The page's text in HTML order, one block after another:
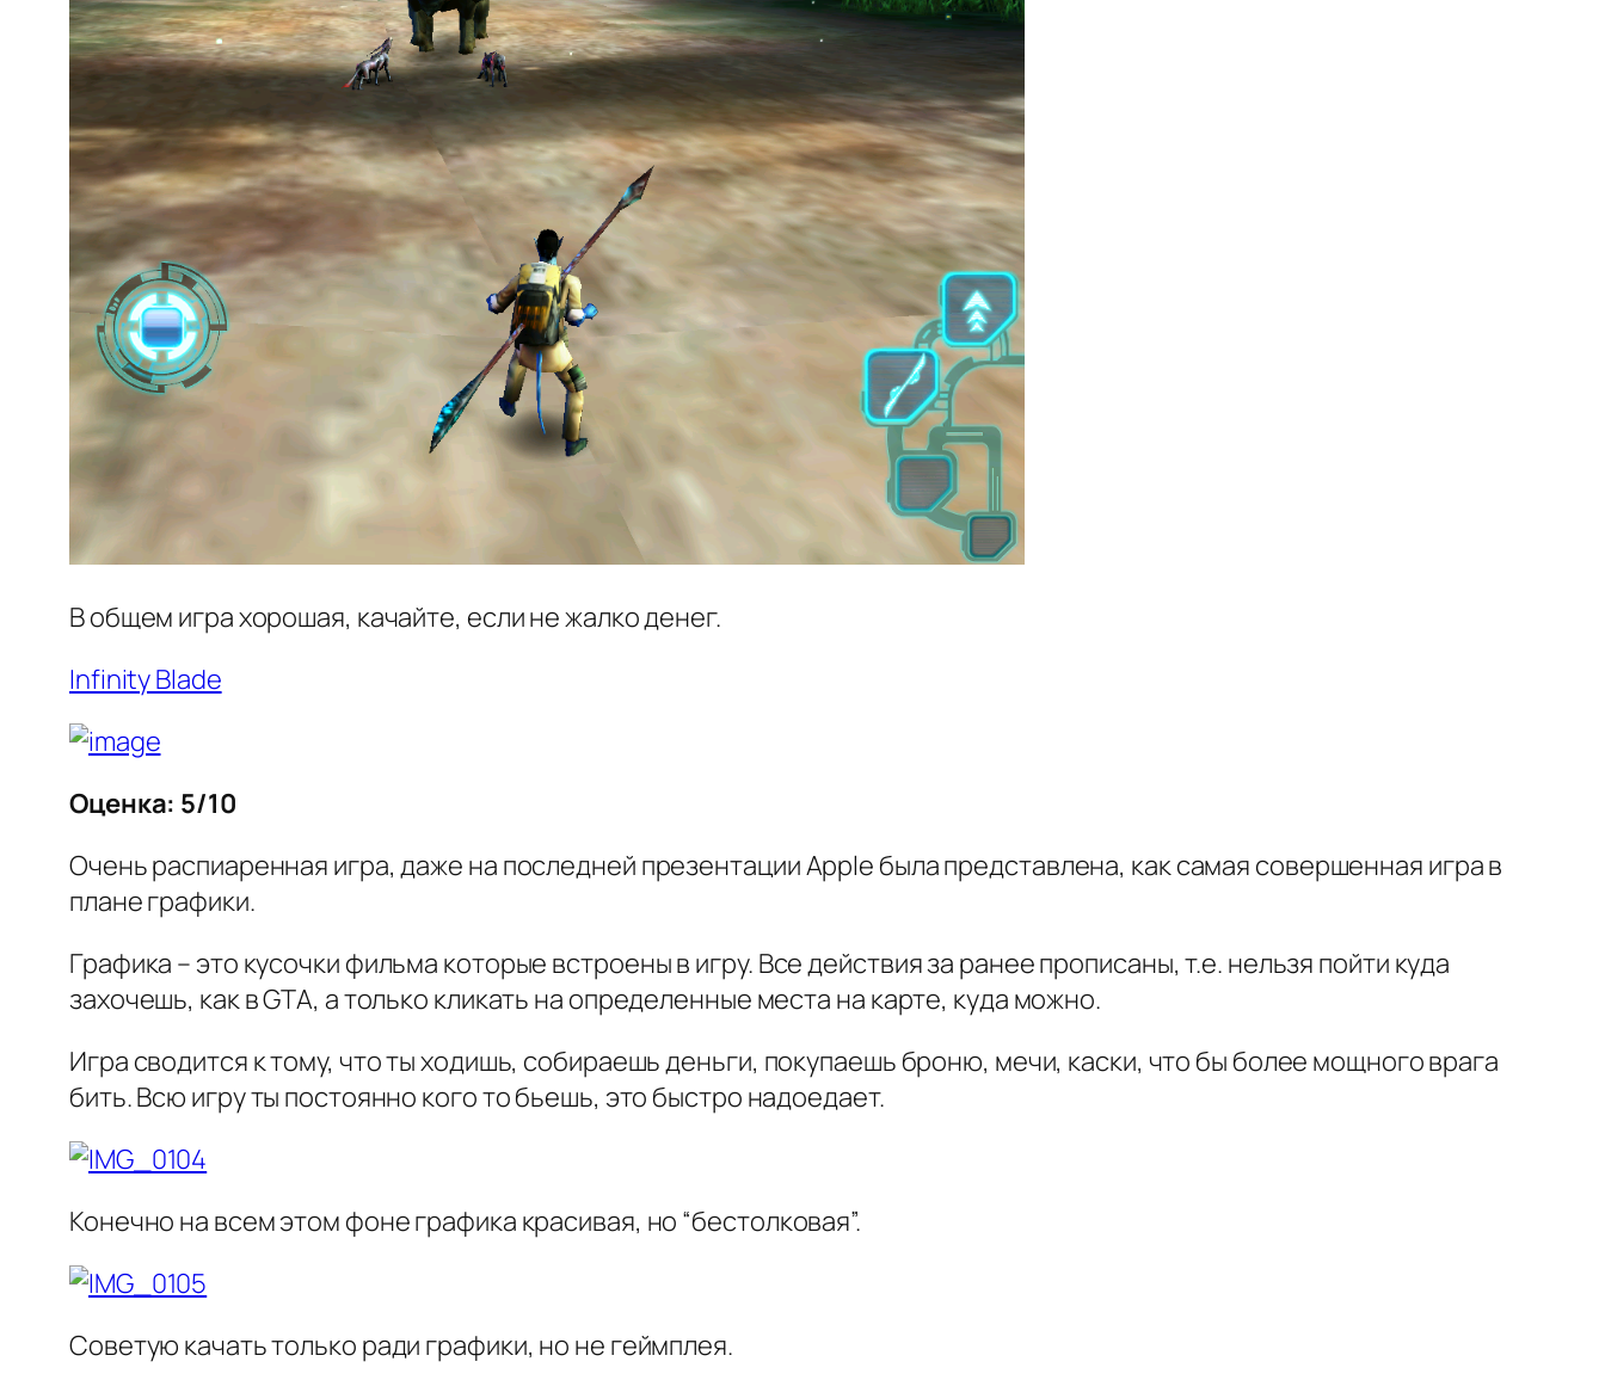
В общем игра хорошая, качайте, если не жалко денег.
Infinity Blade
Оценка: 5/10
Очень распиаренная игра, даже на последней презентации Apple была представлена, как самая совершенная игра в
плане графики.
Графика – это кусочки фильма которые встроены в игру. Все действия за ранее прописаны, т.е. нельзя пойти куда
захочешь, как в GTA, а только кликать на определенные места на карте, куда можно.
Игра сводится к тому, что ты ходишь, собираешь деньги, покупаешь броню, мечи, каски, что бы более мощного врага
бить. Всю игру ты постоянно кого то бьешь, это быстро надоедает.
Конечно на всем этом фоне графика красивая, но “бестолковая”.
Советую качать только ради графики, но не геймплея.